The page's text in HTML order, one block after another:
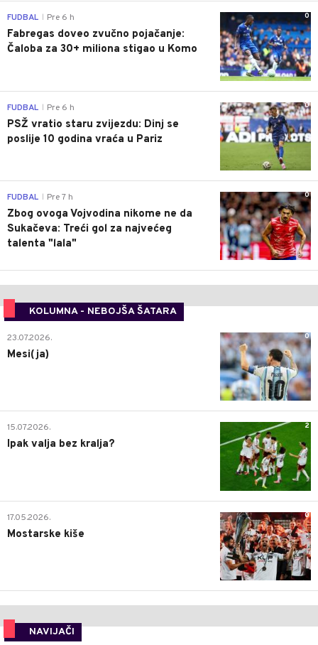
0
FUDBAL Pre 6 h
Fabregas doveo zvučno pojačanje:
Čaloba za 30+ miliona stigao u Komo
0
FUDBAL Pre 6 h
PSŽ vratio staru zvijezdu: Dinj se
poslije 10 godina vraća u Pariz
0
FUDBAL Pre 7 h
Zbog ovoga Vojvodina nikome ne da
Sukačeva: Treći gol za najvećeg
talenta "lala"
KOLUMNA - NEBOJŠA ŠATARA
0
23.07.2026.
Mesi(ja)
2
15.07.2026.
Ipak valja bez kralja?
0
17.05.2026.
Mostarske kiše
NAVIJAČI